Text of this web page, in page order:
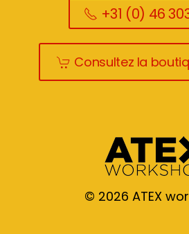
+31 (0) 46
Consultez la
© 2026 ATEX